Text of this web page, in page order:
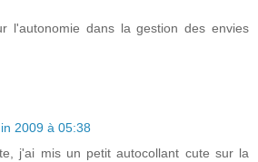
l'autonomie dans la gestion des envies
2009 à 05:38
j'ai mis un petit autocollant cute sur la